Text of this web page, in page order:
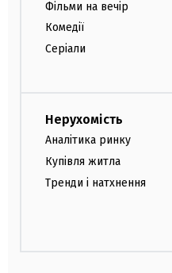
Фільми на вечір
Комедії
Серіали
Нерухомість
Аналітика ринку
Купівля житла
Тренди і натхнення